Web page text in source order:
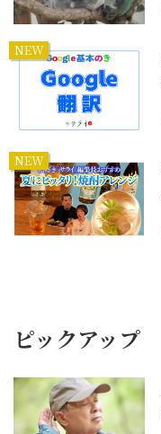
NEW
NEW
ピックアップ